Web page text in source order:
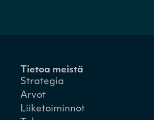
Tietoa meistä
Strategia
Arvot
Liiketoiminnot